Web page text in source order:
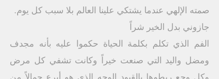
صمته الإلهي عندما يشتكي علينا العالم بلا سبب كل يوم.
جازوني بدل الخير شراً
الفم الذي تكلم بكلمة الحياة حكموا عليه بأنه مجدف
ومضل واليد التي صنعت خيراً وكانت تشفي كل مرض
وكل وجع ربطوها بالقيود الوجه الذي هو أبرع جمالاً من